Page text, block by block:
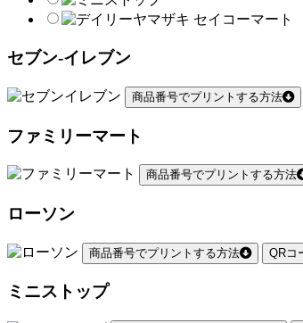
セブン-イレブン
商品番号でプリントする方法
ファミリーマート
商品番号でプリントする方法
ローソン
商品番号でプリントする方法 QRコ
ミニストップ